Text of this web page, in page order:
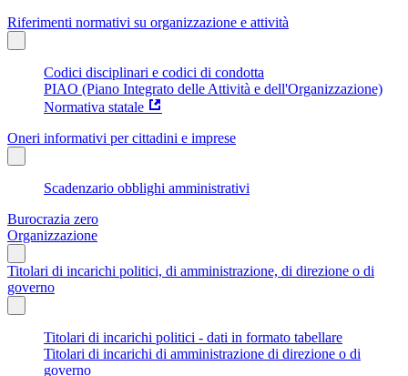
Riferimenti normativi su organizzazione e attività
Codici disciplinari e codici di condotta
PIAO (Piano Integrato delle Attività e dell'Organizzazione)
Normativa statale
Oneri informativi per cittadini e imprese
Scadenzario obblighi amministrativi
Burocrazia zero
Organizzazione
Titolari di incarichi politici, di amministrazione, di direzione o di
governo
Titolari di incarichi politici - dati in formato tabellare
Titolari di incarichi di amministrazione di direzione o di
governo